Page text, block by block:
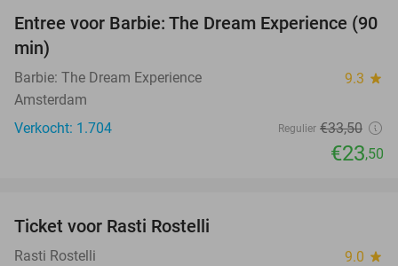
30%
Entree voor Barbie: The Dream Experience (90
min)
Barbie: The Dream Experience 9.3 star
Amsterdam
Verkocht: 1.704
Regulier €33,50
€23,50
TODAY
Ticket voor Rasti Rostelli
Rasti Rostelli 9.0 star